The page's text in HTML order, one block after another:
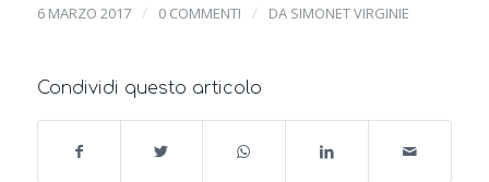
6 MARZO 2017 / 0 COMMENTI / DA SIMONET VIRGINIE
Condividi questo articolo